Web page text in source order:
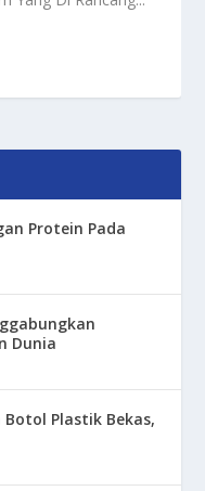
Protein Pada
Dunia
Plastik Bekas,